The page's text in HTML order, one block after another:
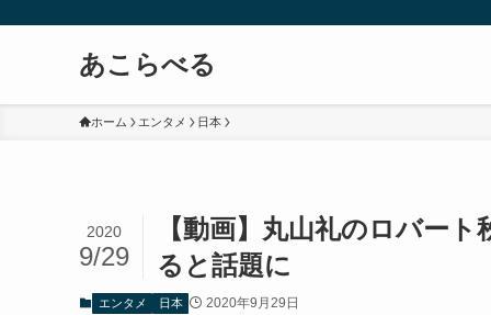
あこらべる
ホーム エンタメ 日本
【動画】丸山礼のロバー
ると話題に
2020
9/29
エンタメ 日本 2020年9月29日